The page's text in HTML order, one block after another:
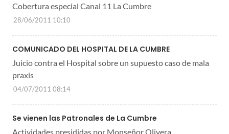
Cobertura especial Canal 11 La Cumbre
28/06/2011 10:10
COMUNICADO DEL HOSPITAL DE LA CUMBRE
Juicio contra el Hospital sobre un supuesto caso de mala
praxis
04/07/2011 08:14
Se vienen las Patronales de La Cumbre
Actividades presididas por Monseñor Olivera